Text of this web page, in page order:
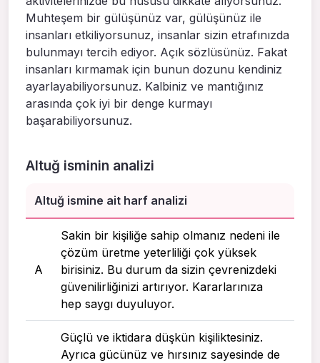
Muhteşem bir gülüşünüz var, gülüşünüz ile
insanları etkiliyorsunuz, insanlar sizin etrafınızda
bulunmayı tercih ediyor. Açık sözlüsünüz. Fakat
insanları kırmamak için bunun dozunu kendiniz
ayarlayabiliyorsunuz. Kalbiniz ve mantığınız
arasında çok iyi bir denge kurmayı
başarabiliyorsunuz.
Altuğ isminin analizi
Altuğ ismine ait harf analizi
A
Sakin bir kişiliğe sahip olmanız nedeni ile
çözüm üretme yeterliliği çok yüksek
birisiniz. Bu durum da sizin çevrenizdeki
güvenilirliğinizi artırıyor. Kararlarınıza
hep saygı duyuluyor.
Güçlü ve iktidara düşkün kişiliktesiniz.
Ayrıca gücünüz ve hırsınız sayesinde de